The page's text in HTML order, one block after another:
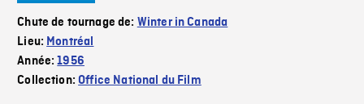
Chute de tournage de: Winter in Canada
Lieu: Montréal
Année:1956
Collection:Office National du Film